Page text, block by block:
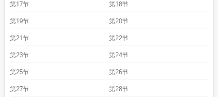
第17节 第18节
第19节 第20节
第21节 第22节
第23节 第24节
第25节 第26节
第27节 第28节